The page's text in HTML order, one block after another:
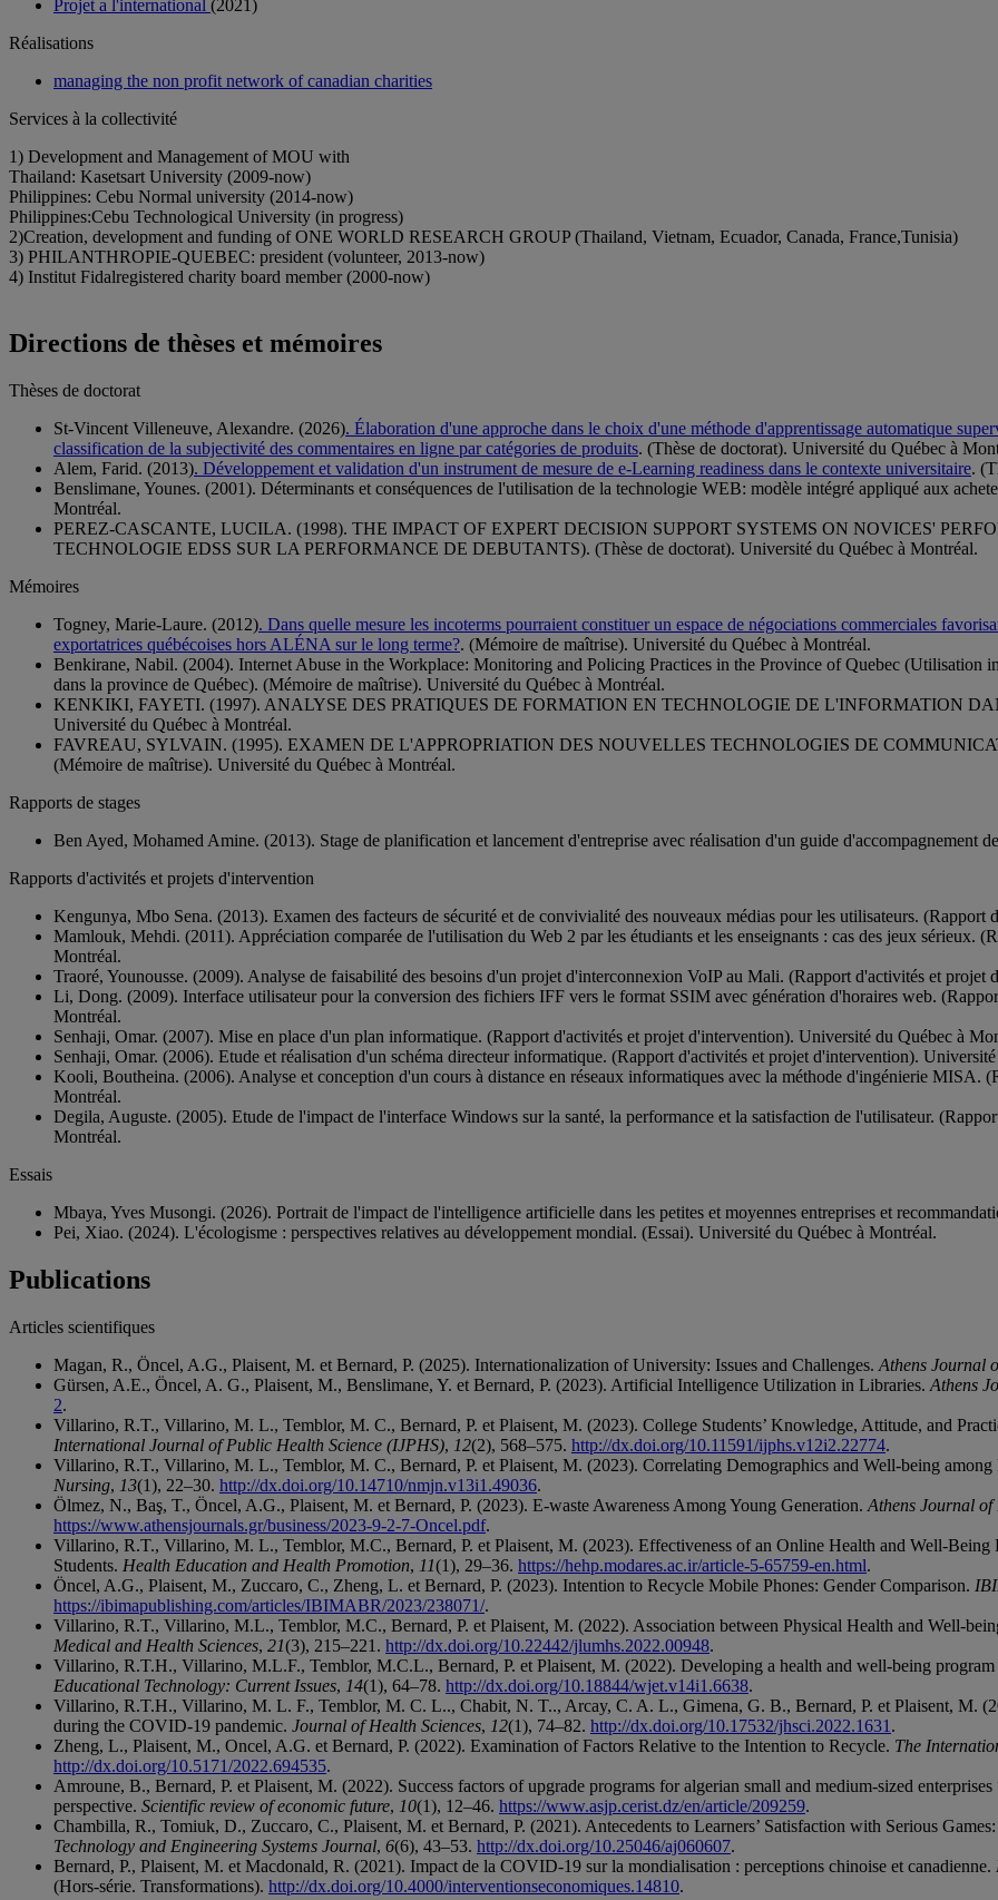
Projet a l'international (2021)
Réalisations
managing the non profit network of canadian charities
Services à la collectivité
1) Development and Management of MOU with
Thailand: Kasetsart University (2009-now)
Philippines: Cebu Normal university (2014-now)
Philippines:Cebu Technological University (in progress)
2)Creation, development and funding of ONE WORLD RESEARCH GROUP (Thailand, Vietnam, Ecuador, Canada, France,Tunisia)
3) PHILANTHROPIE-QUEBEC: president (volunteer, 2013-now)
4) Institut Fidalregistered charity board member (2000-now)
Directions de thèses et mémoires
Thèses de doctorat
St-Vincent Villeneuve, Alexandre. (2026). Élaboration d'une approche dans le choix d'une méthode d'apprentissage automatique
classification de la subjectivité des commentaires en ligne par catégories de produits. (Thèse de doctorat). Université du Québec à
Alem, Farid. (2013). Développement et validation d'un instrument de mesure de e-Learning readiness dans le contexte universitaire.
Benslimane, Younes. (2001). Déterminants et conséquences de l'utilisation de la technologie WEB: modèle intégré appliqué aux
Montréal.
PEREZ-CASCANTE, LUCILA. (1998). THE IMPACT OF EXPERT DECISION SUPPORT SYSTEMS ON NOVICES'
TECHNOLOGIE EDSS SUR LA PERFORMANCE DE DEBUTANTS). (Thèse de doctorat). Université du Québec à Montréal.
Mémoires
Togney, Marie-Laure. (2012). Dans quelle mesure les incoterms pourraient constituer un espace de négociations commerciales
exportatrices québécoises hors ALÉNA sur le long terme?. (Mémoire de maîtrise). Université du Québec à Montréal.
Benkirane, Nabil. (2004). Internet Abuse in the Workplace: Monitoring and Policing Practices in the Province of Quebec (Utilisation
dans la province de Québec). (Mémoire de maîtrise). Université du Québec à Montréal.
KENKIKI, FAYETI. (1997). ANALYSE DES PRATIQUES DE FORMATION EN TECHNOLOGIE DE L'INFORMATION
Université du Québec à Montréal.
FAVREAU, SYLVAIN. (1995). EXAMEN DE L'APPROPRIATION DES NOUVELLES TECHNOLOGIES DE
(Mémoire de maîtrise). Université du Québec à Montréal.
Rapports de stages
Ben Ayed, Mohamed Amine. (2013). Stage de planification et lancement d'entreprise avec réalisation d'un guide d'accompagnement
Rapports d'activités et projets d'intervention
Kengunya, Mbo Sena. (2013). Examen des facteurs de sécurité et de convivialité des nouveaux médias pour les utilisateurs.
Mamlouk, Mehdi. (2011). Appréciation comparée de l'utilisation du Web 2 par les étudiants et les enseignants : cas des jeux sérieux.
Montréal.
Traoré, Younousse. (2009). Analyse de faisabilité des besoins d'un projet d'interconnexion VoIP au Mali. (Rapport d'activités et
Li, Dong. (2009). Interface utilisateur pour la conversion des fichiers IFF vers le format SSIM avec génération d'horaires web.
Montréal.
Senhaji, Omar. (2007). Mise en place d'un plan informatique. (Rapport d'activités et projet d'intervention). Université du Québec à
Senhaji, Omar. (2006). Etude et réalisation d'un schéma directeur informatique. (Rapport d'activités et projet d'intervention).
Kooli, Boutheina. (2006). Analyse et conception d'un cours à distance en réseaux informatiques avec la méthode d'ingénierie MISA.
Montréal.
Degila, Auguste. (2005). Etude de l'impact de l'interface Windows sur la santé, la performance et la satisfaction de l'utilisateur.
Montréal.
Essais
Mbaya, Yves Musongi. (2026). Portrait de l'impact de l'intelligence artificielle dans les petites et moyennes entreprises et
Pei, Xiao. (2024). L'écologisme : perspectives relatives au développement mondial. (Essai). Université du Québec à Montréal.
Publications
Articles scientifiques
Magan, R., Öncel, A.G., Plaisent, M. et Bernard, P. (2025). Internationalization of University: Issues and Challenges. Athens Journal
Gürsen, A.E., Öncel, A. G., Plaisent, M., Benslimane, Y. et Bernard, P. (2023). Artificial Intelligence Utilization in Libraries. Athens
2.
Villarino, R.T., Villarino, M. L., Temblor, M. C., Bernard, P. et Plaisent, M. (2023). College Students’ Knowledge, Attitude, and
International Journal of Public Health Science (IJPHS), 12(2), 568–575. http://dx.doi.org/10.11591/ijphs.v12i2.22774.
Villarino, R.T., Villarino, M. L., Temblor, M. C., Bernard, P. et Plaisent, M. (2023). Correlating Demographics and Well-being among
Nursing, 13(1), 22–30. http://dx.doi.org/10.14710/nmjn.v13i1.49036.
Ölmez, N., Baş, T., Öncel, A.G., Plaisent, M. et Bernard, P. (2023). E-waste Awareness Among Young Generation. Athens Journal of
https://www.athensjournals.gr/business/2023-9-2-7-Oncel.pdf.
Villarino, R.T., Villarino, M. L., Temblor, M.C., Bernard, P. et Plaisent, M. (2023). Effectiveness of an Online Health and Well-
Students. Health Education and Health Promotion, 11(1), 29–36. https://hehp.modares.ac.ir/article-5-65759-en.html.
Öncel, A.G., Plaisent, M., Zuccaro, C., Zheng, L. et Bernard, P. (2023). Intention to Recycle Mobile Phones: Gender Comparison.
https://ibimapublishing.com/articles/IBIMABR/2023/238071/.
Villarino, R.T., Villarino, M.L., Temblor, M.C., Bernard, P. et Plaisent, M. (2022). Association between Physical Health and Well-
Medical and Health Sciences, 21(3), 215–221. http://dx.doi.org/10.22442/jlumhs.2022.00948.
Villarino, R.T.H., Villarino, M.L.F., Temblor, M.C.L., Bernard, P. et Plaisent, M. (2022). Developing a health and well-being
Educational Technology: Current Issues, 14(1), 64–78. http://dx.doi.org/10.18844/wjet.v14i1.6638.
Villarino, R.T.H., Villarino, M. L. F., Temblor, M. C. L.., Chabit, N. T.., Arcay, C. A. L., Gimena, G. B., Bernard, P. et Plaisent, M.
during the COVID-19 pandemic. Journal of Health Sciences, 12(1), 74–82. http://dx.doi.org/10.17532/jhsci.2022.1631 .
Zheng, L., Plaisent, M., Oncel, A.G. et Bernard, P. (2022). Examination of Factors Relative to the Intention to Recycle. The
http://dx.doi.org/10.5171/2022.694535.
Amroune, B., Bernard, P. et Plaisent, M. (2022). Success factors of upgrade programs for algerian small and medium-sized
perspective. Scientific review of economic future, 10(1), 12–46. https://www.asjp.cerist.dz/en/article/209259.
Chambilla, R., Tomiuk, D., Zuccaro, C., Plaisent, M. et Bernard, P. (2021). Antecedents to Learners’ Satisfaction with Serious
Technology and Engineering Systems Journal, 6(6), 43–53. http://dx.doi.org/10.25046/aj060607.
Bernard, P., Plaisent, M. et Macdonald, R. (2021). Impact de la COVID-19 sur la mondialisation : perceptions chinoise et canadienne.
(Hors-série. Transformations). http://dx.doi.org/10.4000/interventionseconomiques.14810.